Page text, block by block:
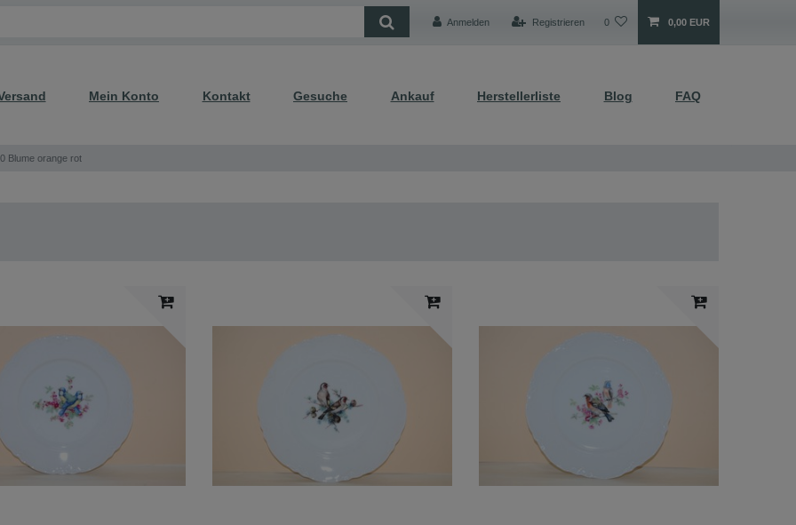
Anmelden Registrieren 0 0,00 EUR
Mein Konto Kontakt Gesuche Ankauf Herstellerliste Blog FAQ
Blume orange rot